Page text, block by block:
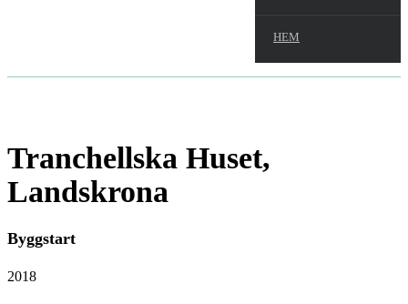
HEM
Tranchellska Huset,
Landskrona
Byggstart
2018